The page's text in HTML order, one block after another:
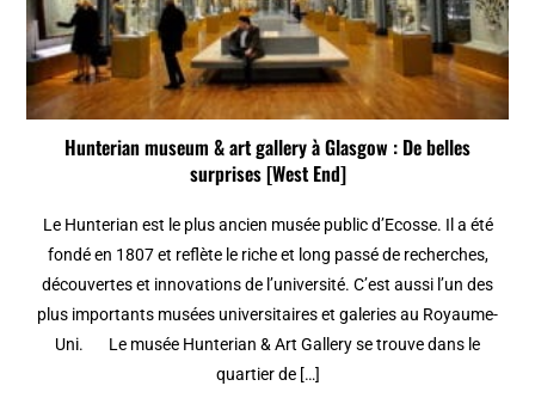
Hunterian museum & art gallery à Glasgow : De belles
surprises [West End]
Le Hunterian est le plus ancien musée public d’Ecosse. Il a été
fondé en 1807 et reflète le riche et long passé de recherches,
découvertes et innovations de l’université. C’est aussi l’un des
plus importants musées universitaires et galeries au Royaume-
Uni. Le musée Hunterian & Art Gallery se trouve dans le
quartier de […]